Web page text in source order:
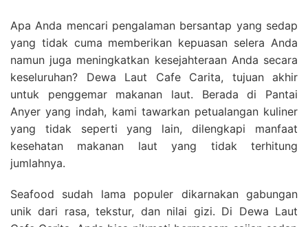
Apa Anda mencari pengalaman bersantap yang sedap
yang tidak cuma memberikan kepuasan selera Anda
namun juga meningkatkan kesejahteraan Anda secara
keseluruhan? Dewa Laut Cafe Carita, tujuan akhir
untuk penggemar makanan laut. Berada di Pantai
Anyer yang indah, kami tawarkan petualangan kuliner
yang tidak seperti yang lain, dilengkapi manfaat
kesehatan makanan laut yang tidak terhitung
jumlahnya.
Seafood sudah lama populer dikarnakan gabungan
unik dari rasa, tekstur, dan nilai gizi. Di Dewa Laut